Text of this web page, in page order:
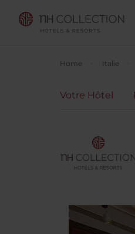
Home Italie
Votre Hôtel